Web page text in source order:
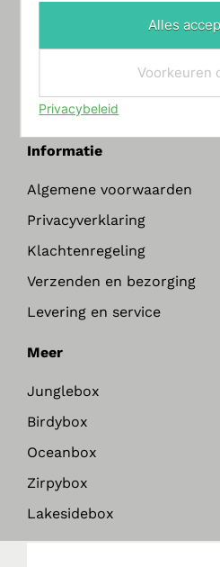
06 – 219 459 23 | info@d-
Informatie
Algemene voorwaarden
Privacyverklaring
Klachtenregeling
Verzenden en bezorging
Levering en service
Meer
Junglebox
Birdybox
Oceanbox
Zirpybox
Lakesidebox
Alles
Voorkeuren
Privacybeleid